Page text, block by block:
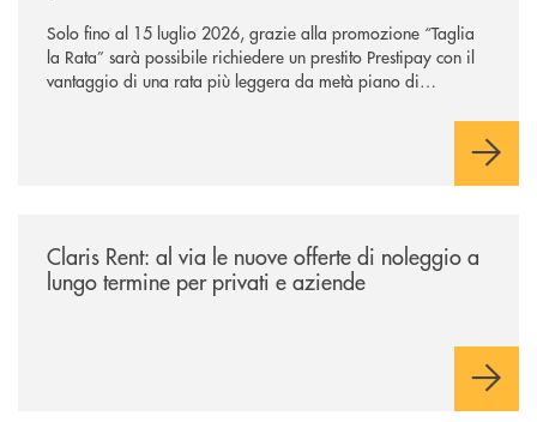
Solo fino al 15 luglio 2026, grazie alla promozione “Taglia
la Rata” sarà possibile richiedere un prestito Prestipay con il
vantaggio di una rata più leggera da metà piano di
Claris Rent: al via le nuove offerte di noleggio a
lungo termine per privati e aziende